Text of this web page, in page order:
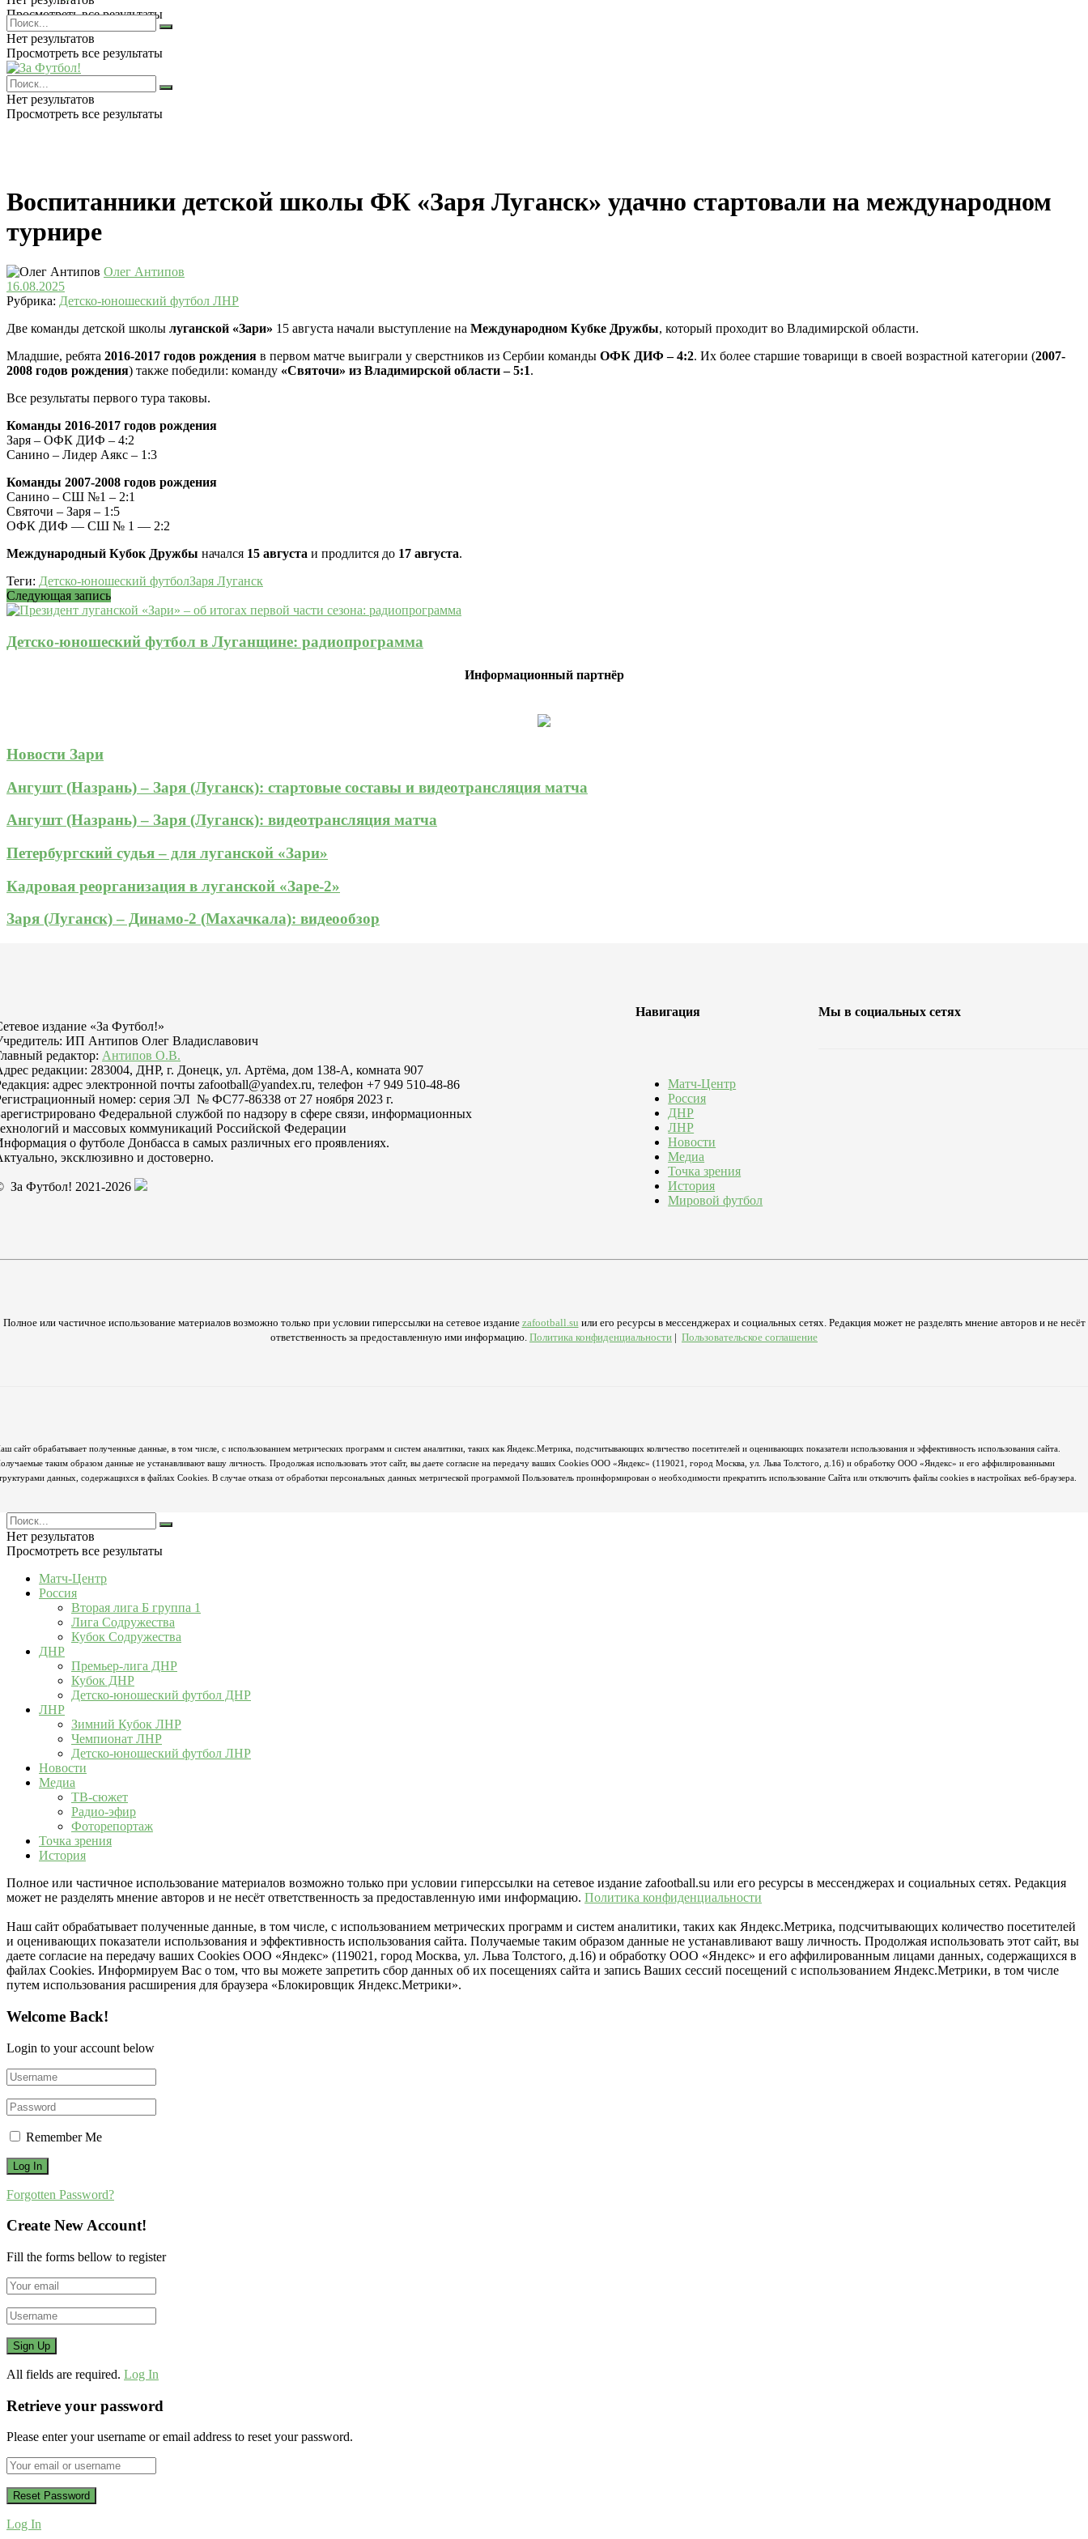
Просмотреть все результаты
Нет результатов
Просмотреть все результаты
Нет результатов
Просмотреть все результаты
Воспитанники детской школы ФК «Заря Луганск» удачно стартовали на международном
турнире
Олег Антипов
16.08.2025
Рубрика: Детско-юношеский футбол ЛНР
Две команды детской школы луганской «Зари» 15 августа начали выступление на Международном Кубке Дружбы, который проходит во Владимирской области.
Младшие, ребята 2016-2017 годов рождения в первом матче выиграли у сверстников из Сербии команды ОФК ДИФ – 4:2. Их более старшие товарищи в своей возрастной категории (2007-
2008 годов рождения) также победили: команду «Святочи» из Владимирской области – 5:1.
Все результаты первого тура таковы.
Команды 2016-2017 годов рождения
Заря – ОФК ДИФ – 4:2
Санино – Лидер Аякс – 1:3
Команды 2007-2008 годов рождения
Санино – СШ №1 – 2:1
Святочи – Заря – 1:5
ОФК ДИФ — СШ № 1 — 2:2
Международный Кубок Дружбы начался 15 августа и продлится до 17 августа.
Теги: Детско-юношеский футболЗаря Луганск
Следующая запись
Детско-юношеский футбол в Луганщине: радиопрограмма
Информационный партнёр
Новости Зари
Ангушт (Назрань) – Заря (Луганск): стартовые составы и видеотрансляция матча
Ангушт (Назрань) – Заря (Луганск): видеотрансляция матча
Петербургский судья – для луганской «Зари»
Кадровая реорганизация в луганской «Заре-2»
Заря (Луганск) – Динамо-2 (Махачкала): видеообзор
издание «За Футбол!»
ИП Антипов Олег Владиславович
редактор: Антипов О.В.
редакции: 283004, ДНР, г. Донецк, ул. Артёма, дом 138-А, комната 907
адрес электронной почты zafootball@yandex.ru, телефон +7 949 510-48-86
номер: серия ЭЛ № ФС77-86338 от 27 ноября 2023 г.
Федеральной службой по надзору в сфере связи, информационных
и массовых коммуникаций Российской Федерации
о футболе Донбасса в самых различных его проявлениях.
эксклюзивно и достоверно.
За Футбол! 2021-2026
Навигация
Матч-Центр
Россия
ДНР
ЛНР
Новости
Медиа
Точка зрения
История
Мировой футбол
Мы в социальных сетях
Полное или частичное использование материалов возможно только при условии гиперссылки на сетевое издание zafootball.su или его ресурсы в мессенджерах и социальных сетях. Редакция может не разделять мнение авторов и не несёт
ответственность за предоставленную ими информацию. Политика конфиденциальности | Пользовательское соглашение
сайт обрабатывает полученные данные, в том числе, с использованием метрических программ и систем аналитики, таких как Яндекс.Метрика, подсчитывающих количество посетителей и оценивающих показатели использования и эффективность использования сайта.
таким образом данные не устанавливают вашу личность. Продолжая использовать этот сайт, вы даете согласие на передачу ваших Cookies ООО «Яндекс» (119021, город Москва, ул. Льва Толстого, д.16) и обработку ООО «Яндекс» и его аффилированными
данных, содержащихся в файлах Cookies. В случае отказа от обработки персональных данных метрической программой Пользователь проинформирован о необходимости прекратить использование Сайта или отключить файлы cookies в настройках веб-браузера.
Нет результатов
Просмотреть все результаты
Матч-Центр
Россия
Вторая лига Б группа 1
Лига Содружества
Кубок Содружества
ДНР
Премьер-лига ДНР
Кубок ДНР
Детско-юношеский футбол ДНР
ЛНР
Зимний Кубок ЛНР
Чемпионат ЛНР
Детско-юношеский футбол ЛНР
Новости
Медиа
ТВ-сюжет
Радио-эфир
Фоторепортаж
Точка зрения
История
Полное или частичное использование материалов возможно только при условии гиперссылки на сетевое издание zafootball.su или его ресурсы в мессенджерах и социальных сетях. Редакция
может не разделять мнение авторов и не несёт ответственность за предоставленную ими информацию. Политика конфиденциальности
Наш сайт обрабатывает полученные данные, в том числе, с использованием метрических программ и систем аналитики, таких как Яндекс.Метрика, подсчитывающих количество посетителей
и оценивающих показатели использования и эффективность использования сайта. Получаемые таким образом данные не устанавливают вашу личность. Продолжая использовать этот сайт, вы
даете согласие на передачу ваших Cookies ООО «Яндекс» (119021, город Москва, ул. Льва Толстого, д.16) и обработку ООО «Яндекс» и его аффилированным лицами данных, содержащихся в
файлах Cookies. Информируем Вас о том, что вы можете запретить сбор данных об их посещениях сайта и запись Ваших сессий посещений с использованием Яндекс.Метрики, в том числе
путем использования расширения для браузера «Блокировщик Яндекс.Метрики».
Welcome Back!
Login to your account below
Remember Me
Forgotten Password?
Create New Account!
Fill the forms bellow to register
All fields are required. Log In
Retrieve your password
Please enter your username or email address to reset your password.
Log In